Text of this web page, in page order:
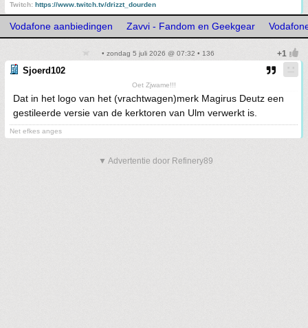
Twitch: https://www.twitch.tv/drizzt_dourden
Vodafone aanbiedingen Zavvi - Fandom en Geekgear
• zondag 5 juli 2026 @ 07:32 • 136
Sjoerd102
Oet Zjwame!!!
Dat in het logo van het (vrachtwagen)merk Magirus Deutz een
gestileerde versie van de kerktoren van Ulm verwerkt is.
Net efkes anges
▼ Advertentie door Refinery89